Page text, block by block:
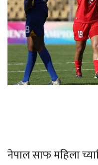
नेपाल साफ महिला